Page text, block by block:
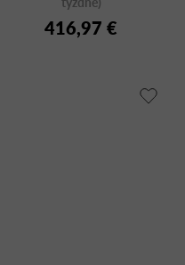
416,97 €